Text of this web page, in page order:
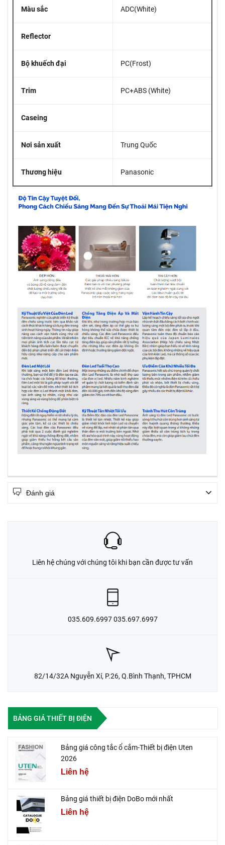
Màu sắc ADC(White)
Reflector
Bộ khuếch đại PC(Frost)
Trim PC+ABS (White)
Caseing
Nơi sản xuất Trung Quốc
Thương hiệu Panasonic
Đánh giá
Liên hệ chúng với chúng tôi khi bạn cần được tư vấn
035.609.6997 035.697.6997
82/14/32A Nguyễn Xí, P.26, Q.Bình Thạnh, TPHCM
BẢNG GIÁ THIẾT BỊ ĐIỆN
Bảng giá công tắc ổ cắm-Thiết bị điện Uten
2026
Liên hệ
Bảng giá thiết bị điện DoBo mới nhất
Liên hệ